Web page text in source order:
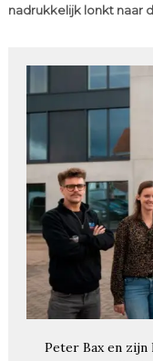
nadrukkelijk lonkt naar
Peter Bax en zijn